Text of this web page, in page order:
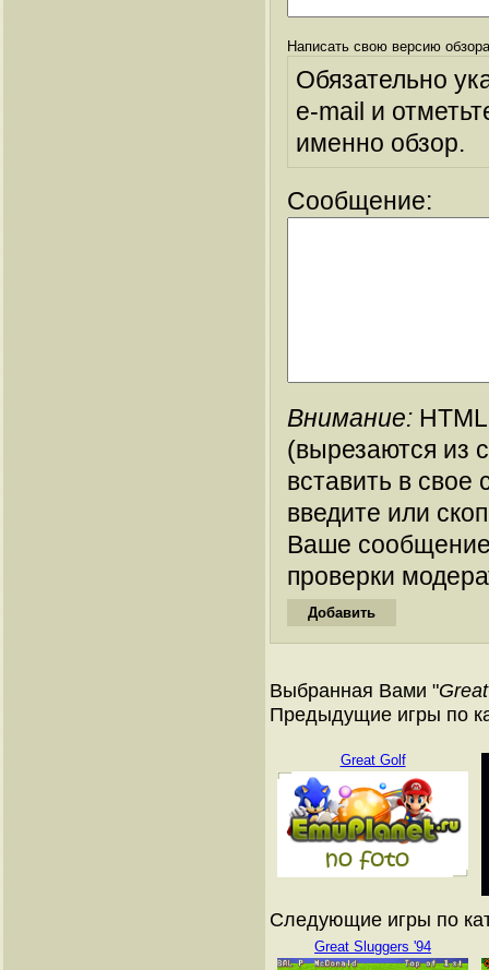
Написать свою версию
Обязательно
e-mail и
именно обзор.
Сообщение:
Внимание:
(вырезаются из
вставить в
введите или
Ваше
проверки
Выбранная Вами "
Предыдущие игры по
Great Golf
Следующие игры по
Great Sluggers '94